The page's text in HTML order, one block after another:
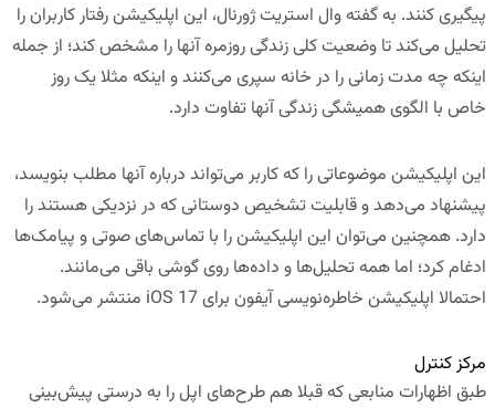
پیگیری کنند. به گفته وال استریت ژورنال، این اپلیکیشن رفتار کاربران را
تحلیل می‌کند تا وضعیت کلی زندگی روزمره آنها را مشخص کند؛ از جمله
اینکه چه مدت زمانی را در خانه سپری می‌کنند و اینکه مثلا یک روز
خاص با الگوی همیشگی زندگی آنها تفاوت دارد.
این اپلیکیشن موضوعاتی را که کاربر می‌تواند درباره آنها مطلب بنویسد،
پیشنهاد می‌دهد و قابلیت تشخیص دوستانی که در نزدیکی هستند را
دارد. همچنین می‌توان این اپلیکیشن را با تماس‌های صوتی و پیامک‌ها
ادغام کرد؛ اما همه تحلیل‌ها و داده‌ها روی گوشی باقی می‌مانند.
احتمالا اپلیکیشن خاطره‌نویسی آیفون برای iOS 17 منتشر می‌شود.
مرکز کنترل
طبق اظهارات منابعی که قبلا هم طرح‌های اپل را به درستی پیش‌بینی